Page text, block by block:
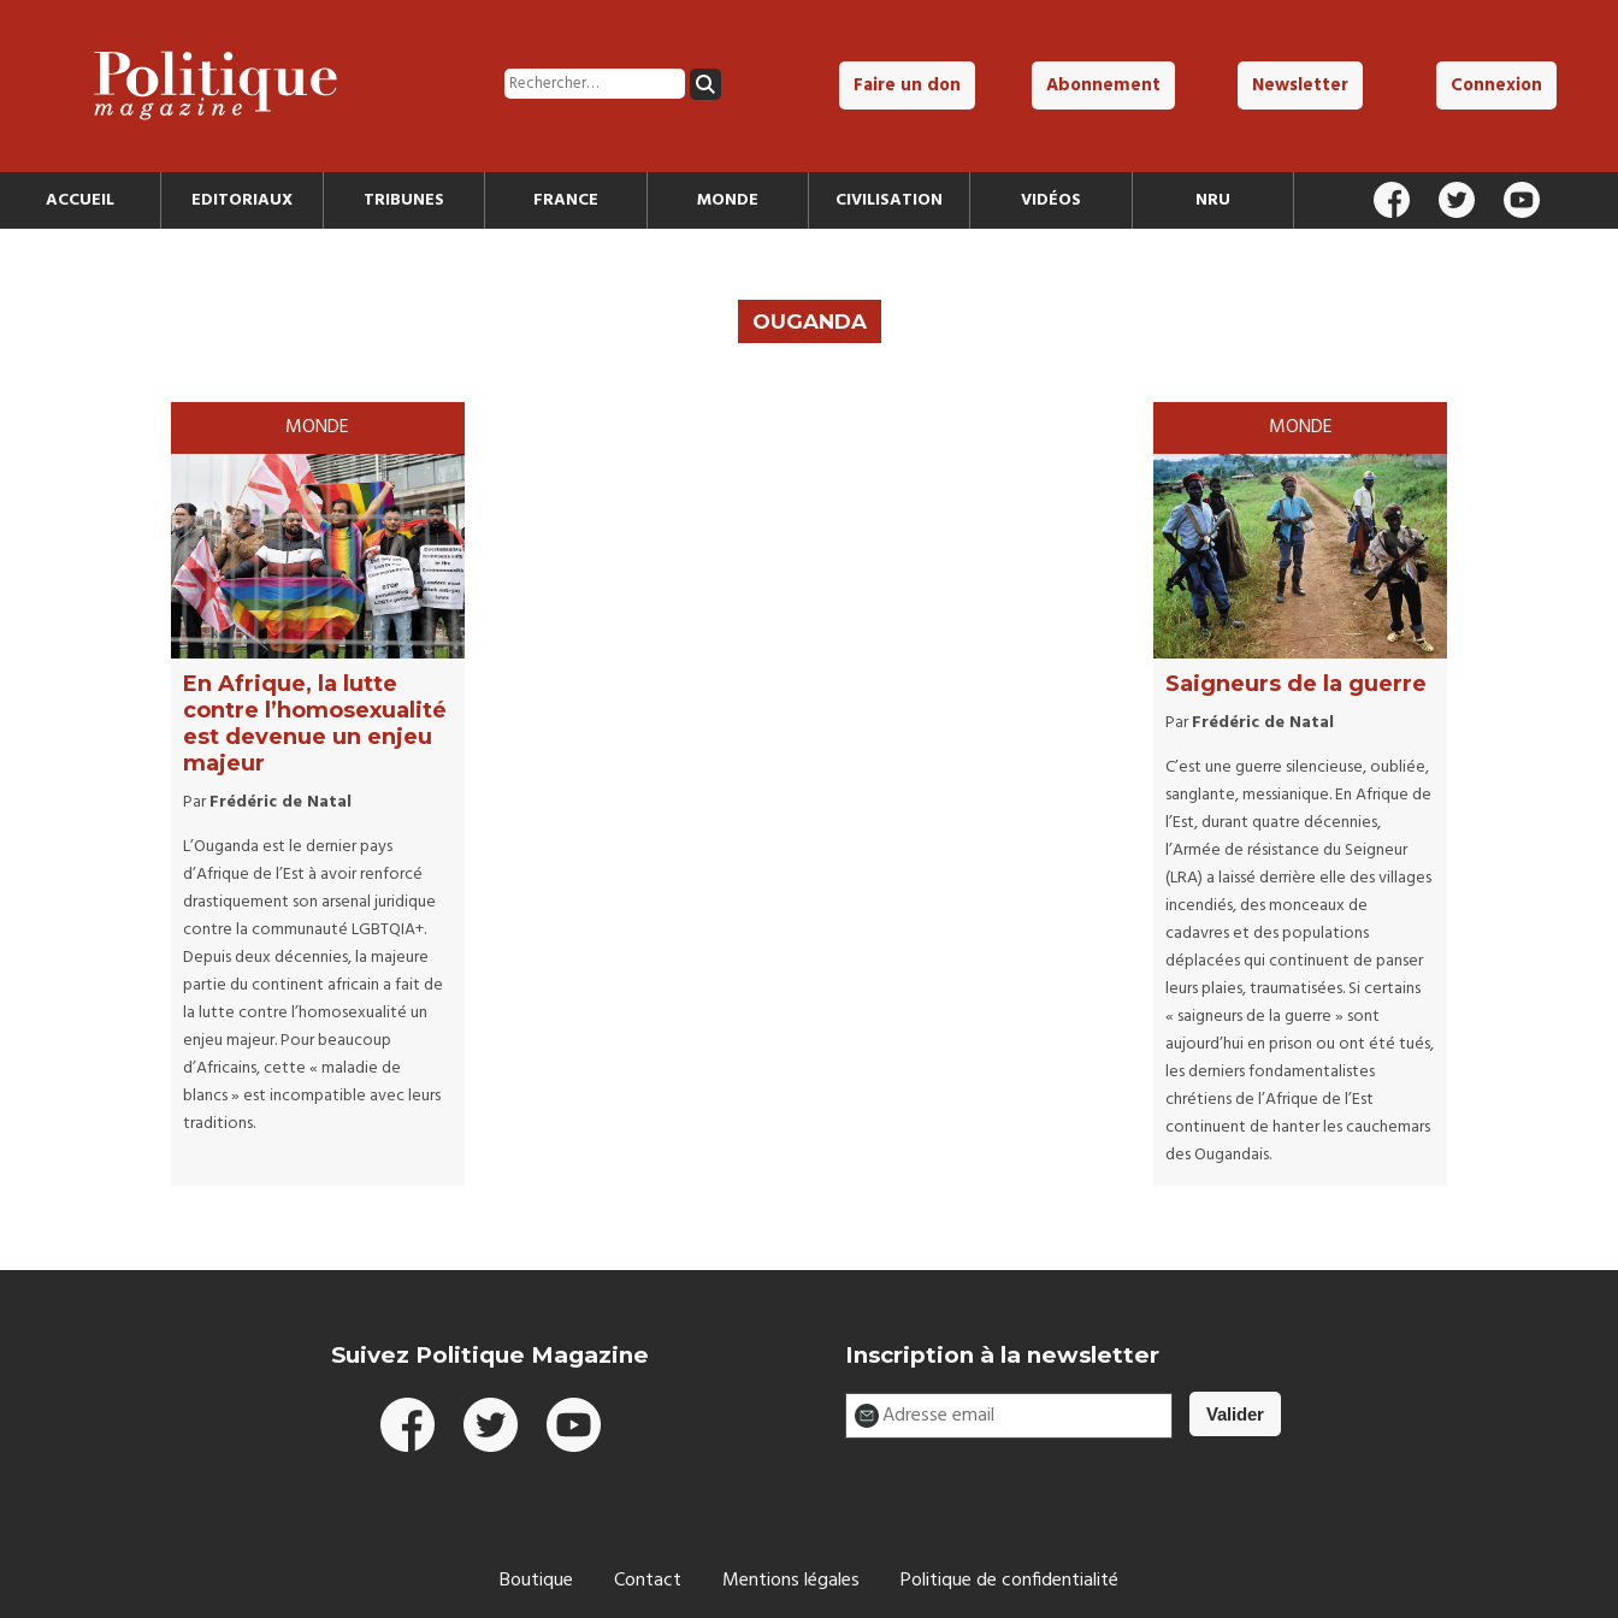
Faire un don Abonnement Newsletter Connexion
ACCUEIL EDITORIAUX TRIBUNES FRANCE MONDE CIVILISATION VIDÉOS NRU
OUGANDA
MONDE
En Afrique, la lutte
contre l’homosexualité
est devenue un enjeu
majeur
ParFrédéric de Natal
L’Ouganda est le dernier pays
d’Afrique de l’Est à avoir renforcé
drastiquement son arsenal juridique
contre la communauté LGBTQIA+.
Depuis deux décennies, la majeure
partie du continent africain a fait de
la lutte contre l’homosexualité un
enjeu majeur. Pour beaucoup
d’Africains, cette « maladie de
blancs » est incompatible avec leurs
traditions.
MONDE
Saigneurs de la guerre
ParFrédéric de Natal
C’est une guerre silencieuse, oubliée,
sanglante, messianique. En Afrique de
l’Est, durant quatre décennies,
l’Armée de résistance du Seigneur
(LRA) a laissé derrière elle des villages
incendiés, des monceaux de
cadavres et des populations
déplacées qui continuent de panser
leurs plaies, traumatisées. Si certains
« saigneurs de la guerre » sont
aujourd’hui en prison ou ont été tués,
les derniers fondamentalistes
chrétiens de l’Afrique de l’Est
continuent de hanter les cauchemars
des Ougandais.
Suivez Politique Magazine Inscription à la newsletter
Boutique Contact Mentions légales Politique de confidentialité